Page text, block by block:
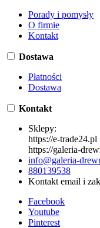
Porady i pomysły
O firmie
Kontakt
Dostawa
Płatności
Dostawa
Kontakt
Sklepy:
https://e-trade24.pl
https://galeria-
info@galeria-
880139538
Kontakt email i
Facebook
Youtube
Pinterest